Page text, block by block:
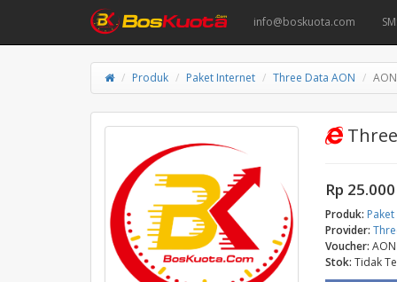
info@boskuota.com
Produk Paket Internet Three Data AON
Rp 25.000
Produk:
Provider:
Voucher:
Stok: Tidak